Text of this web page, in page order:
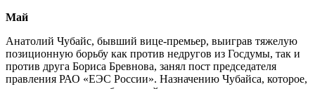
Май
Анатолий Чубайс, бывший вице-премьер, выиграв тяжелую
позиционную борьбу как против недругов из Госдумы, так и
против друга Бориса Бревнова, занял пост председателя
правления РАО «ЕЭС России». Назначению Чубайса, которое,